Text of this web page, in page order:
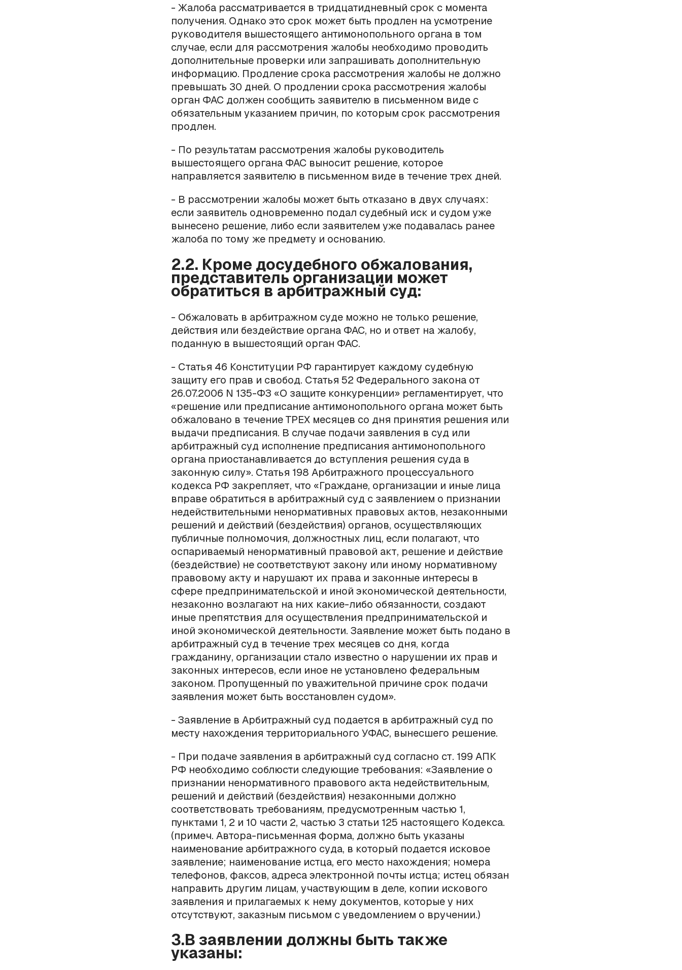
- Жалоба рассматривается в тридцатидневный срок с момента
получения. Однако это срок может быть продлен на усмотрение
руководителя вышестоящего антимонопольного органа в том
случае, если для рассмотрения жалобы необходимо проводить
дополнительные проверки или запрашивать дополнительную
информацию. Продление срока рассмотрения жалобы не должно
превышать 30 дней. О продлении срока рассмотрения жалобы
орган ФАС должен сообщить заявителю в письменном виде с
обязательным указанием причин, по которым срок рассмотрения
продлен.
- По результатам рассмотрения жалобы руководитель
вышестоящего органа ФАС выносит решение, которое
направляется заявителю в письменном виде в течение трех дней.
- В рассмотрении жалобы может быть отказано в двух случаях:
если заявитель одновременно подал судебный иск и судом уже
вынесено решение, либо если заявителем уже подавалась ранее
жалоба по тому же предмету и основанию.
2.2. Кроме досудебного обжалования,
представитель организации может
обратиться в арбитражный суд:
- Обжаловать в арбитражном суде можно не только решение,
действия или бездействие органа ФАС, но и ответ на жалобу,
поданную в вышестоящий орган ФАС.
- Статья 46 Конституции РФ гарантирует каждому судебную
защиту его прав и свобод. Статья 52 Федерального закона от
26.07.2006 N 135-ФЗ «О защите конкуренции» регламентирует, что
«решение или предписание антимонопольного органа может быть
обжаловано в течение ТРЕХ месяцев со дня принятия решения или
выдачи предписания. В случае подачи заявления в суд или
арбитражный суд исполнение предписания антимонопольного
органа приостанавливается до вступления решения суда в
законную силу». Статья 198 Арбитражного процессуального
кодекса РФ закрепляет, что «Граждане, организации и иные лица
вправе обратиться в арбитражный суд с заявлением о признании
недействительными ненормативных правовых актов, незаконными
решений и действий (бездействия) органов, осуществляющих
публичные полномочия, должностных лиц, если полагают, что
оспариваемый ненормативный правовой акт, решение и действие
(бездействие) не соответствуют закону или иному нормативному
правовому акту и нарушают их права и законные интересы в
сфере предпринимательской и иной экономической деятельности,
незаконно возлагают на них какие-либо обязанности, создают
иные препятствия для осуществления предпринимательской и
иной экономической деятельности. Заявление может быть подано в
арбитражный суд в течение трех месяцев со дня, когда
гражданину, организации стало известно о нарушении их прав и
законных интересов, если иное не установлено федеральным
законом. Пропущенный по уважительной причине срок подачи
заявления может быть восстановлен судом».
- Заявление в Арбитражный суд подается в арбитражный суд по
месту нахождения территориального УФАС, вынесшего решение.
- При подаче заявления в арбитражный суд согласно ст. 199 АПК
РФ необходимо соблюсти следующие требования: «Заявление о
признании ненормативного правового акта недействительным,
решений и действий (бездействия) незаконными должно
соответствовать требованиям, предусмотренным частью 1,
пунктами 1, 2 и 10 части 2, частью 3 статьи 125 настоящего Кодекса.
(примеч. Автора-письменная форма, должно быть указаны
наименование арбитражного суда, в который подается исковое
заявление; наименование истца, его место нахождения; номера
телефонов, факсов, адреса электронной почты истца; истец обязан
направить другим лицам, участвующим в деле, копии искового
заявления и прилагаемых к нему документов, которые у них
отсутствуют, заказным письмом с уведомлением о вручении.)
3.В заявлении должны быть также
указаны: